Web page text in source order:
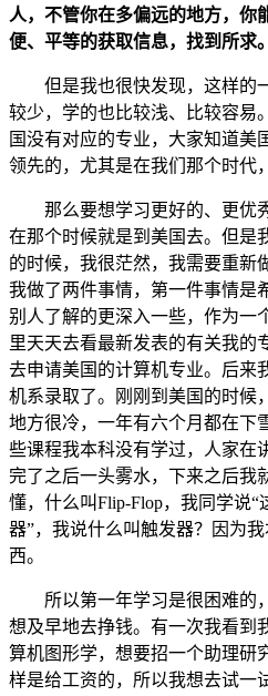
人，不管你在多偏远的地方，你
便、平等的获取信息，找到所求。
但是我也很快发现，这样的
较少，学的也比较浅、比较容易
国没有对应的专业，大家知道美
领先的，尤其是在我们那个时代
那么要想学习更好的、更优秀
在那个时候就是到美国去。但是
的时候，我很茫然，我需要重新
我做了两件事情，第一件事情是
别人了解的更深入一些，作为一
里天天去看最新发表的有关我的
去申请美国的计算机专业。后来
机系录取了。刚刚到美国的时候
地方很冷，一年有六个月都在下
些课程我本科没有学过，人家在
完了之后一头雾水，下来之后我
懂，什么叫Flip-Flop，我同学说
器”，我说什么叫触发器？因为
西。
所以第一年学习是很困难的
想及早地去挣钱。有一次我看到
算机图形学，想要招一个助理研
样是给工资的，所以我想去试一